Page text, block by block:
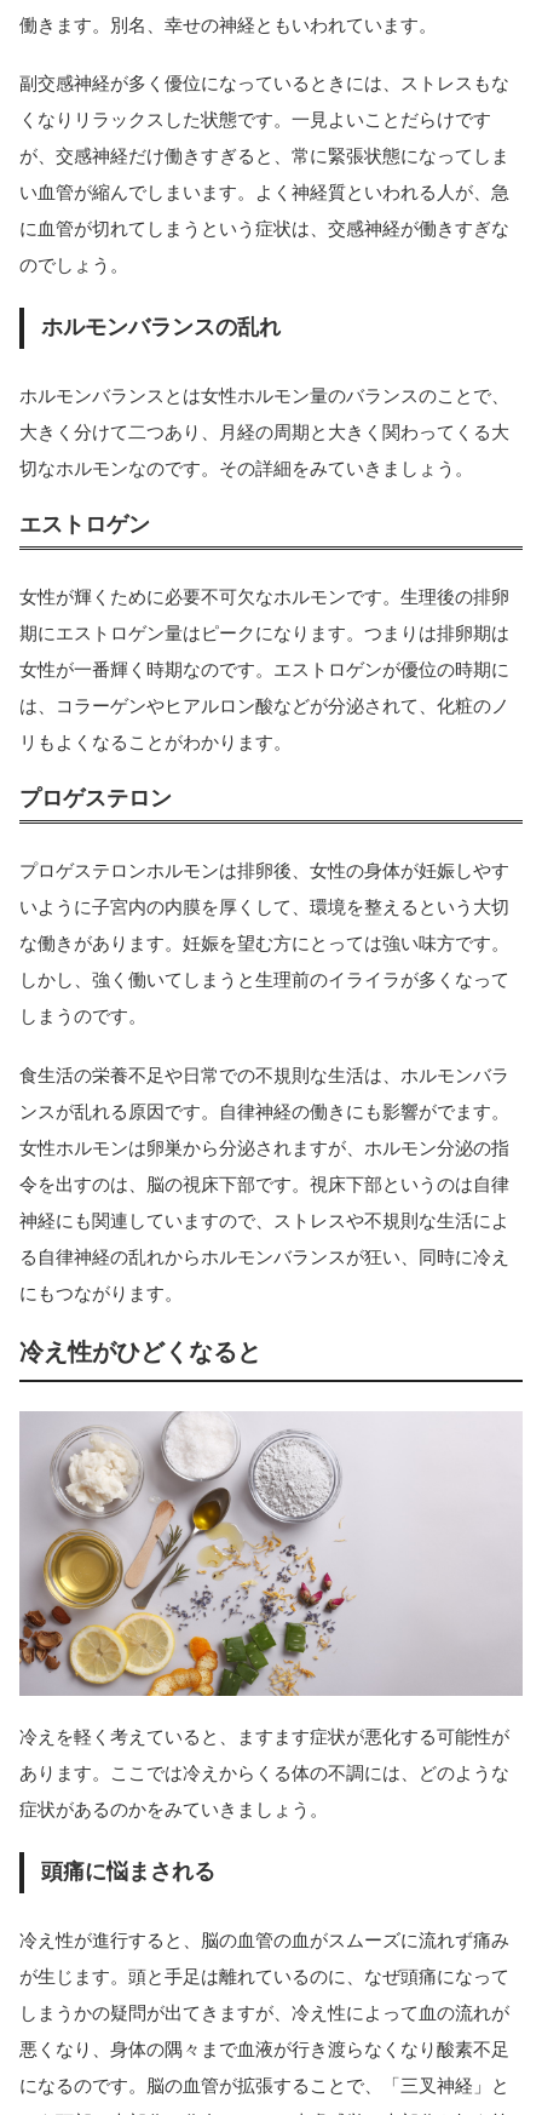
働きます。別名、幸せの神経ともいわれています。
副交感神経が多く優位になっているときには、ストレスもな
くなりリラックスした状態です。一見よいことだらけです
が、交感神経だけ働きすぎると、常に緊張状態になってしま
い血管が縮んでしまいます。よく神経質といわれる人が、急
に血管が切れてしまうという症状は、交感神経が働きすぎな
のでしょう。
ホルモンバランスの乱れ
ホルモンバランスとは女性ホルモン量のバランスのことで、
大きく分けて二つあり、月経の周期と大きく関わってくる大
切なホルモンなのです。その詳細をみていきましょう。
エストロゲン
女性が輝くために必要不可欠なホルモンです。生理後の排卵
期にエストロゲン量はピークになります。つまりは排卵期は
女性が一番輝く時期なのです。エストロゲンが優位の時期に
は、コラーゲンやヒアルロン酸などが分泌されて、化粧のノ
リもよくなることがわかります。
プロゲステロン
プロゲステロンホルモンは排卵後、女性の身体が妊娠しやす
いように子宮内の内膜を厚くして、環境を整えるという大切
な働きがあります。妊娠を望む方にとっては強い味方です。
しかし、強く働いてしまうと生理前のイライラが多くなって
しまうのです。
食生活の栄養不足や日常での不規則な生活は、ホルモンバラ
ンスが乱れる原因です。自律神経の働きにも影響がでます。
女性ホルモンは卵巣から分泌されますが、ホルモン分泌の指
令を出すのは、脳の視床下部です。視床下部というのは自律
神経にも関連していますので、ストレスや不規則な生活によ
る自律神経の乱れからホルモンバランスが狂い、同時に冷え
にもつながります。
冷え性がひどくなると
冷えを軽く考えていると、ますます症状が悪化する可能性が
あります。ここでは冷えからくる体の不調には、どのような
症状があるのかをみていきましょう。
頭痛に悩まされる
冷え性が進行すると、脳の血管の血がスムーズに流れず痛み
が生じます。頭と手足は離れているのに、なぜ頭痛になって
しまうかの疑問が出てきますが、冷え性によって血の流れが
悪くなり、身体の隅々まで血液が行き渡らなくなり酸素不足
になるのです。脳の血管が拡張することで、「三叉神経」と